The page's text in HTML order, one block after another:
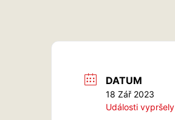
DATUM
18 Zář 2023
Události vypršely